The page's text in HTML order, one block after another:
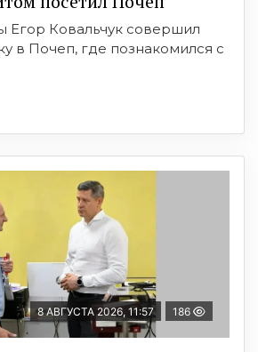
Егор Ковальчук совершил
в Почеп, где познакомился с
8 АВГУСТА 2026, 11:57 186